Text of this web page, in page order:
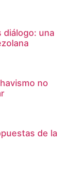
diálogo: una
no
de la